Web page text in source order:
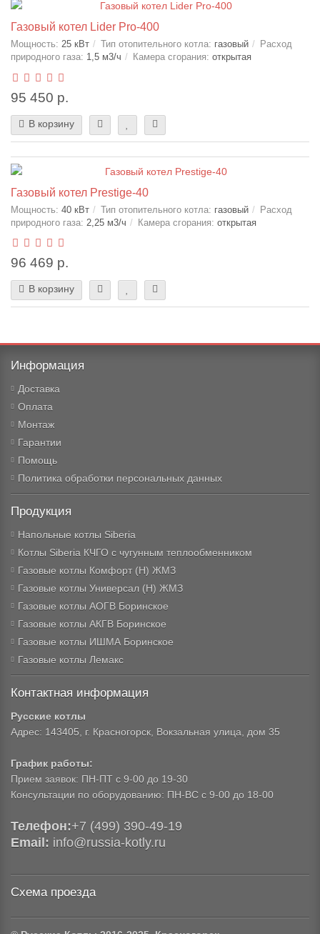
Газовый котел Lider Pro-400
Мощность: 25 кВт Тип отопительного котла: газовый
Расход
природного газа: 1,5 м3/ч Камера сгорания: открытая
95 450 р.
В корзину
Газовый котел Prestige-40
Мощность: 40 кВт Тип отопительного котла: газовый
Расход
природного газа: 2,25 м3/ч Камера сгорания: открытая
96 469 р.
В корзину
Информация
Доставка
Оплата
Монтаж
Гарантии
Помощь
Политика обработки персональных данных
Продукция
Напольные котлы Siberia
Котлы Siberia КЧГО с чугунным теплообменником
Газовые котлы Комфорт (Н) ЖМЗ
Газовые котлы Универсал (Н) ЖМЗ
Газовые котлы АОГВ Боринское
Газовые котлы АКГВ Боринское
Газовые котлы ИШМА Боринское
Газовые котлы Лемакс
Контактная информация
Русские котлы
Адрес: 143405, г. Красногорск, Вокзальная улица, дом 35
График работы:
Прием заявок: ПН-ПТ с 9-00 до 19-30
Консультации по оборудованию: ПН-ВС с 9-00 до 18-00
Телефон:+7 (499) 390-49-19
Email: info@russia-kotly.ru
Схема проезда